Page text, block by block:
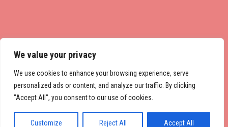
We value your privacy
We use cookies to enhance your browsing experience, serve
personalized ads or content, and analyze our traffic. By clicking
"Accept All", you consent to our use of cookies.
Customize Reject All Accept All